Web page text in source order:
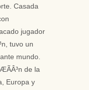
Casada
jugador
tuvo un
mundo.
de la
Europa y